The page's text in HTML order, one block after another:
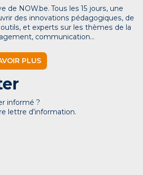
de NOW.be. Tous les 15 jours, une
des innovations pédagogiques, de
et experts sur les thèmes de la
communication…
PLUS
informé ?
lettre d’information.